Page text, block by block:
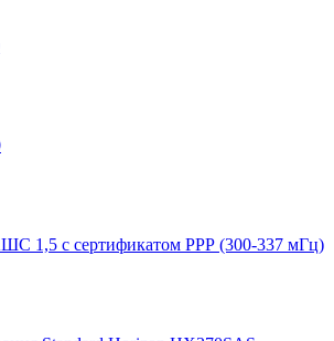
1,5 с сертификатом РРР (300-337 мГц)